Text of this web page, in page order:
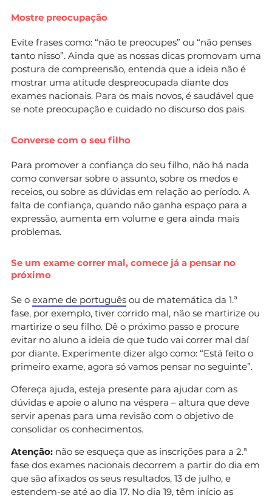
Mostre preocupação
Evite frases como: “não te preocupes” ou “não penses
tanto nisso”. Ainda que as nossas dicas promovam uma
postura de compreensão, entenda que a ideia não é
mostrar uma atitude despreocupada diante dos
exames nacionais. Para os mais novos, é saudável que
se note preocupação e cuidado no discurso dos pais.
Converse com o seu filho
Para promover a confiança do seu filho, não há nada
como conversar sobre o assunto, sobre os medos e
receios, ou sobre as dúvidas em relação ao período. A
falta de confiança, quando não ganha espaço para a
expressão, aumenta em volume e gera ainda mais
problemas.
Se um exame correr mal, comece já a pensar no
próximo
Se o exame de português ou de matemática da 1.ª
fase, por exemplo, tiver corrido mal, não se martirize ou
martirize o seu filho. Dê o próximo passo e procure
evitar no aluno a ideia de que tudo vai correr mal daí
por diante. Experimente dizer algo como: “Está feito o
primeiro exame, agora só vamos pensar no seguinte”.
Ofereça ajuda, esteja presente para ajudar com as
dúvidas e apoie o aluno na véspera – altura que deve
servir apenas para uma revisão com o objetivo de
consolidar os conhecimentos.
Atenção: não se esqueça que as inscrições para a 2.ª
fase dos exames nacionais decorrem a partir do dia em
que são afixados os seus resultados, 13 de julho, e
estendem-se até ao dia 17. No dia 19, têm início as